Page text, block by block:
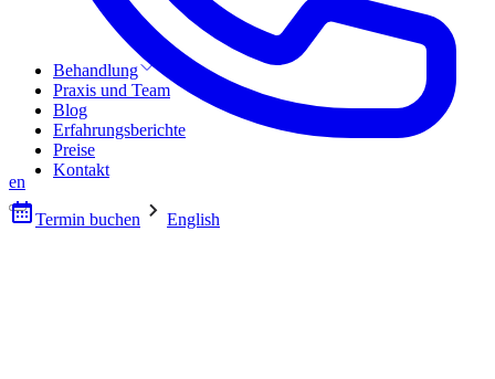
en
Behandlung
Praxis und Team
Blog
Erfahrungsberichte
Preise
Kontakt
Termin buchen English